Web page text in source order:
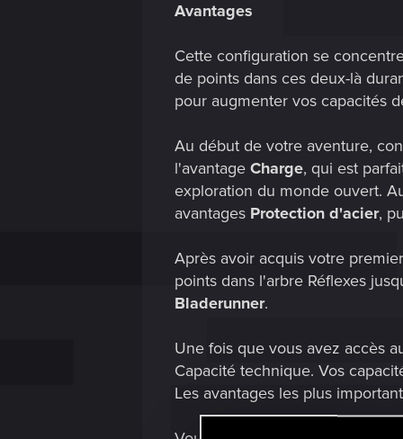
Avantages
Cette configuration se
de points dans ces deux-là
pour augmenter vos capacités
Au début de votre aventure,
l'avantage Charge, qui est
exploration du monde ouvert.
avantages Protection d'acier,
Après avoir acquis votre premier
points dans l'arbre Réflexes
Bladerunner.
Une fois que vous avez accès
Capacité technique. Vos
Les avantages les plus